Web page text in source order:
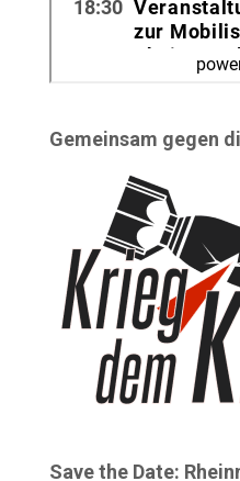
Gemeinsam gegen
Save the Date: